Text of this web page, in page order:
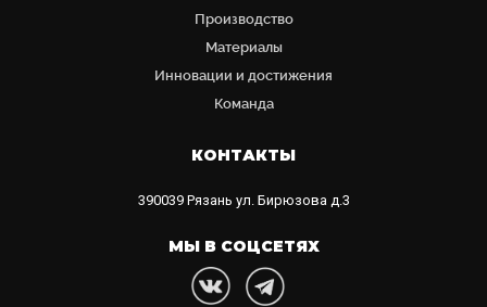
Производство
Материалы
Инновации и достижения
Команда
КОНТАКТЫ
390039 Рязань ул. Бирюзова д.3
МЫ В СОЦСЕТЯХ